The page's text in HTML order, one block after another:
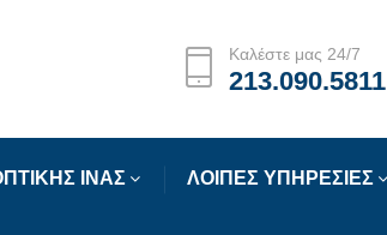
Καλέστε μας 24/7
213.090.5811
ΙΝΑΣ ΛΟΙΠΕΣ ΥΠΗΡΕΣΙΕΣ